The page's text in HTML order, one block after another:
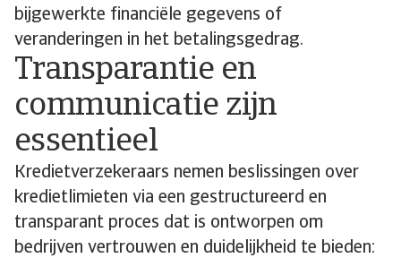
bijgewerkte financiële gegevens of
veranderingen in het betalingsgedrag.
Transparantie en
communicatie zijn
essentieel
Kredietverzekeraars nemen beslissingen over
kredietlimieten via een gestructureerd en
transparant proces dat is ontworpen om
bedrijven vertrouwen en duidelijkheid te bieden: